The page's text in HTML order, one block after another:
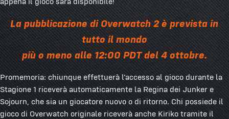
La pubblicazione di Overwatch 2 è prevista in
tutto il mondo
più o meno alle 12:00 PDT del 4 ottobre.
Promemoria: chiunque effettuerà l'accesso al gioco durante la
Stagione 1 riceverà automaticamente la Regina dei Junker e
Sojourn, che sia un giocatore nuovo o di ritorno. Chi possiede il
gioco di Overwatch originale riceverà anche Kiriko tramite il